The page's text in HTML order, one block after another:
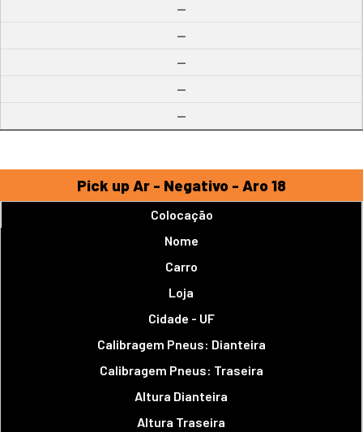
--
--
--
--
--
Pick up Ar - Negativo - Aro 18
Colocação
Nome
Carro
Loja
Cidade - UF
Calibragem Pneus: Dianteira
Calibragem Pneus: Traseira
Altura Dianteira
Altura Traseira